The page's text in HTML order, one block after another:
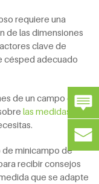
requiere una
de las dimensiones
clave de
césped adecuado
de un campo de
las medidas de
de minicampo de
recibir consejos
que se adapte